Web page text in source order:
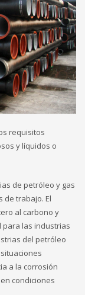
requisitos
y líquidos o
de petróleo y gas
trabajo. El
al carbono y
para las industrias
del petróleo
a la corrosión
condiciones